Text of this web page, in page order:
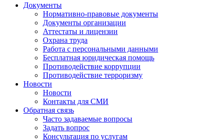
Документы
Нормативно-правовые документы
Документы организации
Аттестаты и лицензии
Охрана труда
Работа с персональными данными
Бесплатная юридическая помощь
Противодействие коррупции
Противодействие терроризму
Новости
Новости
Контакты для СМИ
Обратная связь
Часто задаваемые вопросы
Задать вопрос
Консультация по услугам